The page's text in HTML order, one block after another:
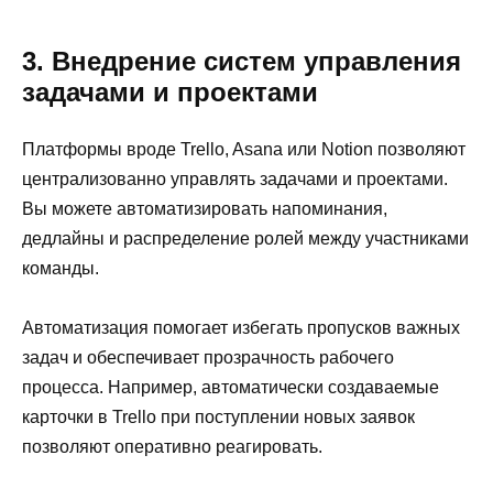
3. Внедрение систем управления
задачами и проектами
Платформы вроде Trello, Asana или Notion позволяют
централизованно управлять задачами и проектами.
Вы можете автоматизировать напоминания,
дедлайны и распределение ролей между участниками
команды.
Автоматизация помогает избегать пропусков важных
задач и обеспечивает прозрачность рабочего
процесса. Например, автоматически создаваемые
карточки в Trello при поступлении новых заявок
позволяют оперативно реагировать.